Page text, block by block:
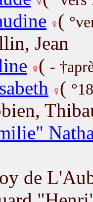
(
Jean
( -
(
de